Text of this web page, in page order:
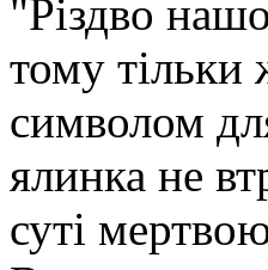
"Різдво
тому тільки
символом
ялинка не
суті